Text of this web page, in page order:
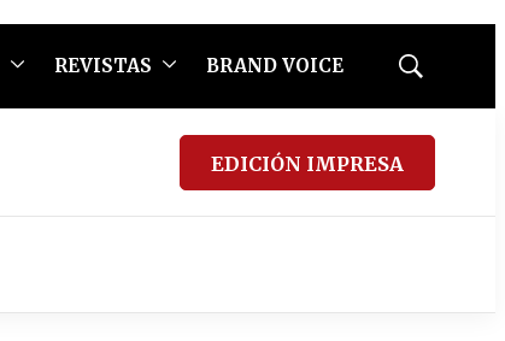
REVISTAS BRAND VOICE
Mostrar
EDICIÓN IMPRESA